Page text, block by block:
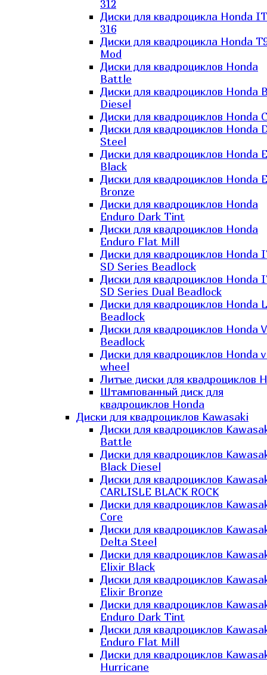
312
Диски для квадроцикла Honda
316
Диски для квадроцикла Honda
Mod
Диски для квадроциклов Honda
Battle
Диски для квадроциклов Honda
Diesel
Диски для квадроциклов Honda
Диски для квадроциклов Honda
Steel
Диски для квадроциклов Honda
Black
Диски для квадроциклов Honda
Bronze
Диски для квадроциклов Honda
Enduro Dark Tint
Диски для квадроциклов Honda
Enduro Flat Mill
Диски для квадроциклов Honda
SD Series Beadlock
Диски для квадроциклов Honda
SD Series Dual Beadlock
Диски для квадроциклов Honda
Beadlock
Диски для квадроциклов Honda
Beadlock
Диски для квадроциклов Honda
wheel
Литые диски для квадроциклов
Штампованный диск для
квадроциклов Honda
Диски для квадроциклов Kawasaki
Диски для квадроциклов
Battle
Диски для квадроциклов
Black Diesel
Диски для квадроциклов
CARLISLE BLACK ROCK
Диски для квадроциклов
Core
Диски для квадроциклов
Delta Steel
Диски для квадроциклов
Elixir Black
Диски для квадроциклов
Elixir Bronze
Диски для квадроциклов
Enduro Dark Tint
Диски для квадроциклов
Enduro Flat Mill
Диски для квадроциклов
Hurricane